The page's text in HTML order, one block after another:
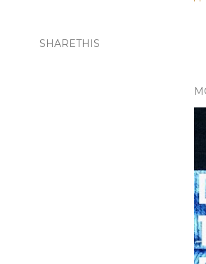
SHARETHIS